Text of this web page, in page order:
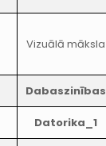
Vizuālā māksla
Dabaszinības
Datorika_1